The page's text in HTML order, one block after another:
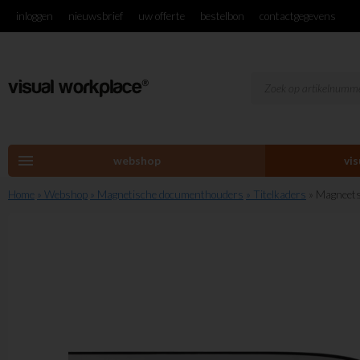
inloggen nieuwsbrief uw offerte bestelbon contactgegevens
menu webshop
Home » Webshop » Magnetische documenthouders » Titelkaders »